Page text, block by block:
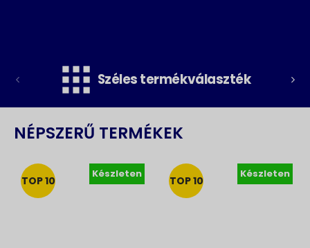
Széles termékválaszték
NÉPSZERŰ TERMÉKEK
TOP 10
Készleten
TOP 10
Készleten